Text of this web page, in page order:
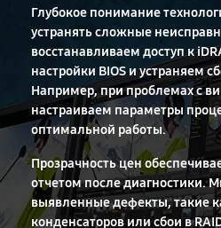
Глубокое понимание
устранять сложные
восстанавливаем доступ к
настройки BIOS и устраняем
Например, при проблемах с
настраиваем параметры
оптимальной работы.
Прозрачность цен
отчетом после диагностики.
выявленные дефекты, такие
конденсаторов или сбои в